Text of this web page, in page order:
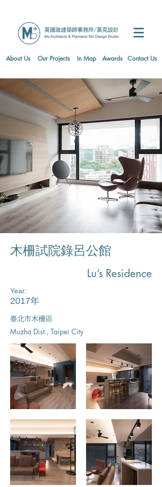
About Us Our Projects In Map Awards Contact Us
木柵試院錄呂公館
Lu’s Residence
Year:
2017年
臺北市木柵區​
Muzha Dist., Taipei City